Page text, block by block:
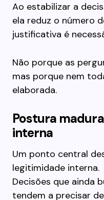
Ao estabilizar a
ela reduz o número
justificativa é
Não porque as
mas porque nem
elaborada.
Postura
interna
Um ponto central
legitimidade interna.
Decisões que ainda
tendem a precisar